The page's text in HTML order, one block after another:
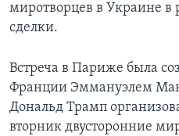
миротворцев в Украине
сделки.
Встреча в Париже была
Франции Эммануэлем
Дональд Трамп
вторник двусторонние